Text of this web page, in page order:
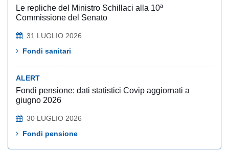
Le repliche del Ministro Schillaci alla 10ª
Commissione del Senato
31 LUGLIO 2026
Fondi sanitari
ALERT
Fondi pensione: dati statistici Covip aggiornati a
giugno 2026
30 LUGLIO 2026
Fondi pensione